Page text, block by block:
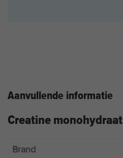
Aanvullende informatie
Creatine monohydraat
Brand